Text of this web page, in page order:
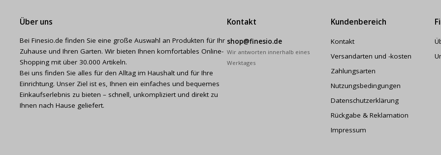
Über uns
Bei Finesio.de finden Sie eine große Auswahl an Produkten für Ihr
Zuhause und Ihren Garten. Wir bieten Ihnen komfortables Online-
Shopping mit über 30.000 Artikeln.
Bei uns finden Sie alles für den Alltag im Haushalt und für Ihre
Einrichtung. Unser Ziel ist es, Ihnen ein einfaches und bequemes
Einkaufserlebnis zu bieten – schnell, unkompliziert und direkt zu
Ihnen nach Hause geliefert.
Kontakt
shop@finesio.de
Wir antworten innerhalb eines
Werktages
Kundenbereich
Kontakt
Versandarten und -kosten
Zahlungsarten
Nutzungsbedingungen
Datenschutzerklärung
Rückgabe & Reklamation
Impressum